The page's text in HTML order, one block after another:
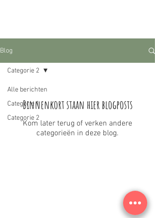
Blog
Alle berichten
Categorie 1
Categorie 2
Categorie 2
Binnenkort staan hier blogposts
Kom later terug of verken andere
categorieën in deze blog.